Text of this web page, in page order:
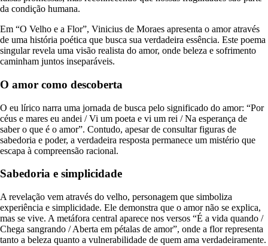
da condição humana.
Em “O Velho e a Flor”, Vinicius de Moraes apresenta o amor através
de uma história poética que busca sua verdadeira essência. Este poema
singular revela uma visão realista do amor, onde beleza e sofrimento
caminham juntos inseparáveis.
O amor como descoberta
O eu lírico narra uma jornada de busca pelo significado do amor: “Por
céus e mares eu andei / Vi um poeta e vi um rei / Na esperança de
saber o que é o amor”. Contudo, apesar de consultar figuras de
sabedoria e poder, a verdadeira resposta permanece um mistério que
escapa à compreensão racional.
Sabedoria e simplicidade
A revelação vem através do velho, personagem que simboliza
experiência e simplicidade. Ele demonstra que o amor não se explica,
mas se vive. A metáfora central aparece nos versos “É a vida quando /
Chega sangrando / Aberta em pétalas de amor”, onde a flor representa
tanto a beleza quanto a vulnerabilidade de quem ama verdadeiramente.